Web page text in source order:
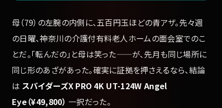
母（79）の左腕の内側に、五百円玉ほどの青アザ。先々週
の日曜、神奈川の介護付有料老人ホームの面会室でのこ
とだ。「転んだの」と母は笑った——が、先月も同じ場所に
同じ形のあざがあった。確実に証拠を押さえるなら、結論
は スパイダーズX PRO 4K UT-124W Angel
Eye（¥49,800） 一択だった。